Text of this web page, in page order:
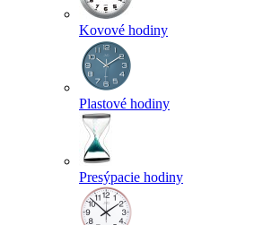
Kovové hodiny
Plastové hodiny
Presýpacie hodiny